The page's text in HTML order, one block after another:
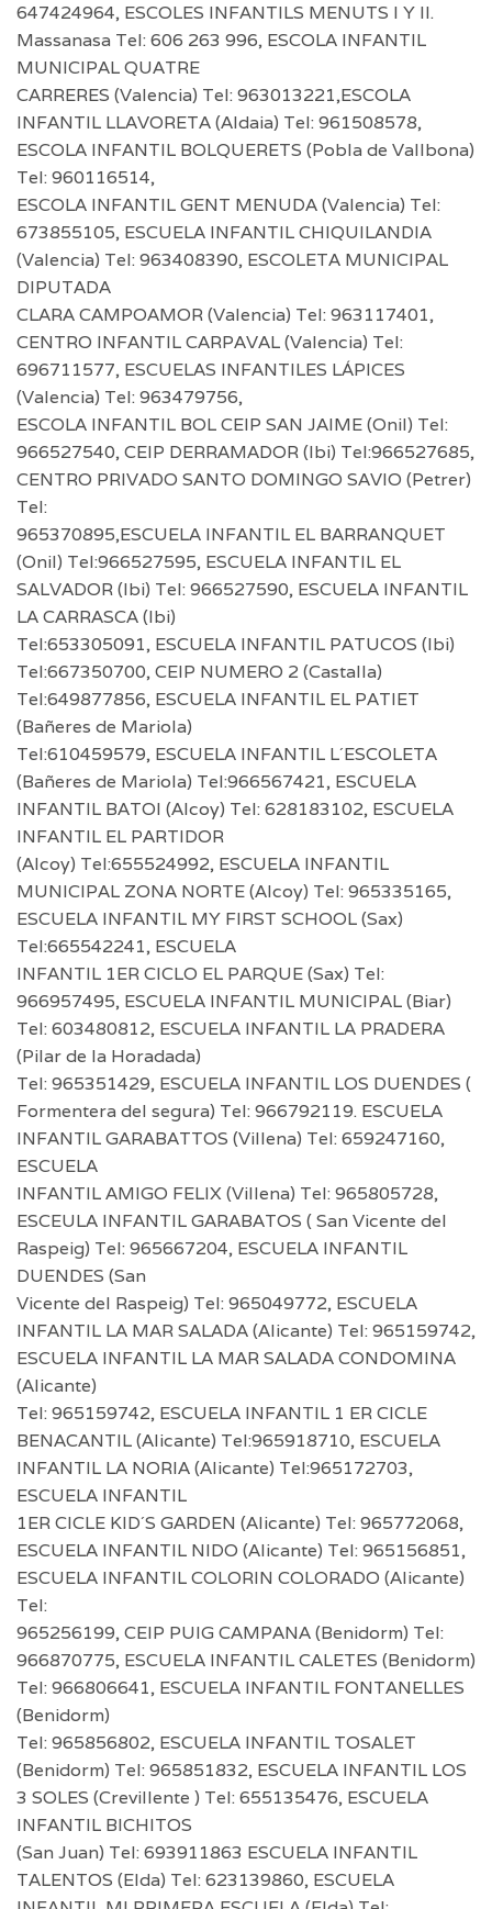
647424964, ESCOLES INFANTILS MENUTS I Y II.
Massanasa Tel: 606 263 996, ESCOLA INFANTIL
MUNICIPAL QUATRE
CARRERES (Valencia) Tel: 963013221,ESCOLA
INFANTIL LLAVORETA (Aldaia) Tel: 961508578,
ESCOLA INFANTIL BOLQUERETS (Pobla de Vallbona)
Tel: 960116514,
ESCOLA INFANTIL GENT MENUDA (Valencia) Tel:
673855105, ESCUELA INFANTIL CHIQUILANDIA
(Valencia) Tel: 963408390, ESCOLETA MUNICIPAL
DIPUTADA
CLARA CAMPOAMOR (Valencia) Tel: 963117401,
CENTRO INFANTIL CARPAVAL (Valencia) Tel:
696711577, ESCUELAS INFANTILES LÁPICES
(Valencia) Tel: 963479756,
ESCOLA INFANTIL BOL CEIP SAN JAIME (Onil) Tel:
966527540, CEIP DERRAMADOR (Ibi) Tel:966527685,
CENTRO PRIVADO SANTO DOMINGO SAVIO (Petrer)
Tel:
965370895,ESCUELA INFANTIL EL BARRANQUET
(Onil) Tel:966527595, ESCUELA INFANTIL EL
SALVADOR (Ibi) Tel: 966527590, ESCUELA INFANTIL
LA CARRASCA (Ibi)
Tel:653305091, ESCUELA INFANTIL PATUCOS (Ibi)
Tel:667350700, CEIP NUMERO 2 (Castalla)
Tel:649877856, ESCUELA INFANTIL EL PATIET
(Bañeres de Mariola)
Tel:610459579, ESCUELA INFANTIL L´ESCOLETA
(Bañeres de Mariola) Tel:966567421, ESCUELA
INFANTIL BATOI (Alcoy) Tel: 628183102, ESCUELA
INFANTIL EL PARTIDOR
(Alcoy) Tel:655524992, ESCUELA INFANTIL
MUNICIPAL ZONA NORTE (Alcoy) Tel: 965335165,
ESCUELA INFANTIL MY FIRST SCHOOL (Sax)
Tel:665542241, ESCUELA
INFANTIL 1ER CICLO EL PARQUE (Sax) Tel:
966957495, ESCUELA INFANTIL MUNICIPAL (Biar)
Tel: 603480812, ESCUELA INFANTIL LA PRADERA
(Pilar de la Horadada)
Tel: 965351429, ESCUELA INFANTIL LOS DUENDES (
Formentera del segura) Tel: 966792119. ESCUELA
INFANTIL GARABATTOS (Villena) Tel: 659247160,
ESCUELA
INFANTIL AMIGO FELIX (Villena) Tel: 965805728,
ESCEULA INFANTIL GARABATOS ( San Vicente del
Raspeig) Tel: 965667204, ESCUELA INFANTIL
DUENDES (San
Vicente del Raspeig) Tel: 965049772, ESCUELA
INFANTIL LA MAR SALADA (Alicante) Tel: 965159742,
ESCUELA INFANTIL LA MAR SALADA CONDOMINA
(Alicante)
Tel: 965159742, ESCUELA INFANTIL 1 ER CICLE
BENACANTIL (Alicante) Tel:965918710, ESCUELA
INFANTIL LA NORIA (Alicante) Tel:965172703,
ESCUELA INFANTIL
1ER CICLE KID´S GARDEN (Alicante) Tel: 965772068,
ESCUELA INFANTIL NIDO (Alicante) Tel: 965156851,
ESCUELA INFANTIL COLORIN COLORADO (Alicante)
Tel:
965256199, CEIP PUIG CAMPANA (Benidorm) Tel:
966870775, ESCUELA INFANTIL CALETES (Benidorm)
Tel: 966806641, ESCUELA INFANTIL FONTANELLES
(Benidorm)
Tel: 965856802, ESCUELA INFANTIL TOSALET
(Benidorm) Tel: 965851832, ESCUELA INFANTIL LOS
3 SOLES (Crevillente ) Tel: 655135476, ESCUELA
INFANTIL BICHITOS
(San Juan) Tel: 693911863 ESCUELA INFANTIL
TALENTOS (Elda) Tel: 623139860, ESCUELA